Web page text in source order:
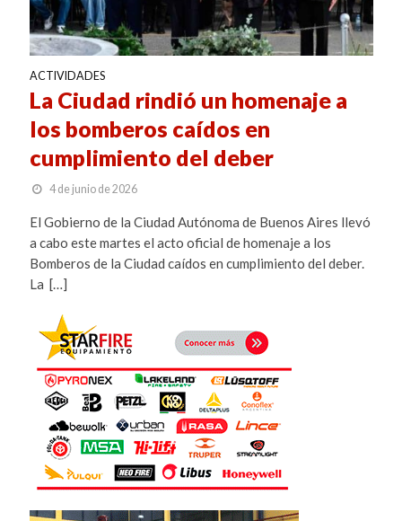
ACTIVIDADES
La Ciudad rindió un homenaje a
los bomberos caídos en
cumplimiento del deber
4 de junio de 2026
El Gobierno de la Ciudad Autónoma de Buenos Aires llevó
a cabo este martes el acto oficial de homenaje a los
Bomberos de la Ciudad caídos en cumplimiento del deber.
La […]